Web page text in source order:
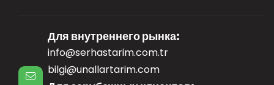
Для внутреннего рынка:
info@serhastarim.com.tr
bilgi@unallartarim.com